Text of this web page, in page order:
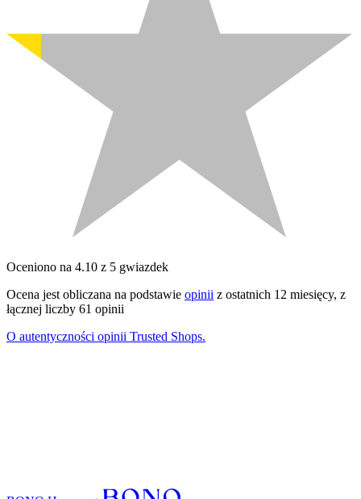
Oceniono na 4.10 z 5 gwiazdek
Ocena jest obliczana na podstawie opinii z ostatnich 12 miesięcy, z
łącznej liczby 61 opinii
O autentyczności opinii Trusted Shops.